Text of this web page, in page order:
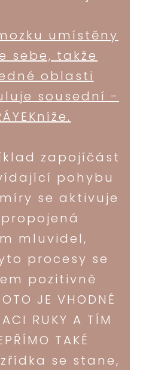
umístěny
sebe, takže
oblasti
sousední -
zapojíčást
pohybu
se aktivuje
mluvidel,
procesy se
pozitivně
JE VHODNÉ
RUKY A TÍM
TAKÉ
zřídka se stane,